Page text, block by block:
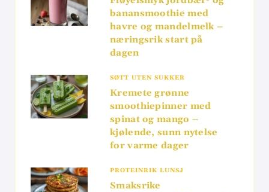
banansmoothie med
havre og mandelmelk –
næringsrik start på
dagen
SØTT UTEN SUKKER
Kremete grønne
smoothiepinner med
spinat og mango –
kjølende, sunn nytelse
for varme dager
PROTEINRIK LUNSJ
Smaksrike